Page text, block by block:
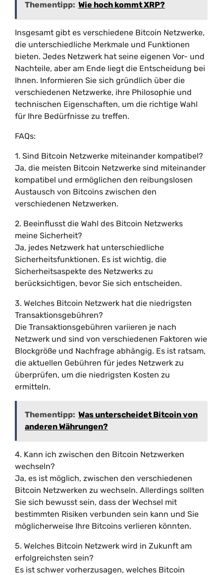
Thementipp: Wie hoch kommt XRP?
Insgesamt gibt es verschiedene Bitcoin Netzwerke,
die unterschiedliche Merkmale und Funktionen
bieten. Jedes Netzwerk hat seine eigenen Vor- und
Nachteile, aber am Ende liegt die Entscheidung bei
Ihnen. Informieren Sie sich gründlich über die
verschiedenen Netzwerke, ihre Philosophie und
technischen Eigenschaften, um die richtige Wahl
für Ihre Bedürfnisse zu treffen.
FAQs:
1. Sind Bitcoin Netzwerke miteinander kompatibel?
Ja, die meisten Bitcoin Netzwerke sind miteinander
kompatibel und ermöglichen den reibungslosen
Austausch von Bitcoins zwischen den
verschiedenen Netzwerken.
2. Beeinflusst die Wahl des Bitcoin Netzwerks
meine Sicherheit?
Ja, jedes Netzwerk hat unterschiedliche
Sicherheitsfunktionen. Es ist wichtig, die
Sicherheitsaspekte des Netzwerks zu
berücksichtigen, bevor Sie sich entscheiden.
3. Welches Bitcoin Netzwerk hat die niedrigsten
Transaktionsgebühren?
Die Transaktionsgebühren variieren je nach
Netzwerk und sind von verschiedenen Faktoren wie
Blockgröße und Nachfrage abhängig. Es ist ratsam,
die aktuellen Gebühren für jedes Netzwerk zu
überprüfen, um die niedrigsten Kosten zu
ermitteln.
Thementipp: Was unterscheidet Bitcoin von
anderen Währungen?
4. Kann ich zwischen den Bitcoin Netzwerken
wechseln?
Ja, es ist möglich, zwischen den verschiedenen
Bitcoin Netzwerken zu wechseln. Allerdings sollten
Sie sich bewusst sein, dass der Wechsel mit
bestimmten Risiken verbunden sein kann und Sie
möglicherweise Ihre Bitcoins verlieren könnten.
5. Welches Bitcoin Netzwerk wird in Zukunft am
erfolgreichsten sein?
Es ist schwer vorherzusagen, welches Bitcoin